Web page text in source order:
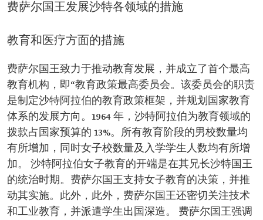
费萨尔国王发展沙特各领域的措施
教育和医疗方面的措施
费萨尔国王致力于推动教育发展，并成立了首个最高
教育机构，即“教育政策最高委员会。该委员会的职责
是制定沙特阿拉伯的教育政策框架，并规划国家教育
体系的发展方向。1964 年，沙特阿拉伯为教育领域的
拨款占国家预算的 13%。所有教育阶段的男校数量均
有所增加，同时女子校数量及入学学生人数均有所增
加。 沙特阿拉伯女子教育的开端是在其兄长沙特国王
的统治时期。费萨尔国王支持女子教育的决策，并推
动其实施。此外，此外，费萨尔国王还密切关注技术
和工业教育，并派遣学生出国深造。 费萨尔国王强调